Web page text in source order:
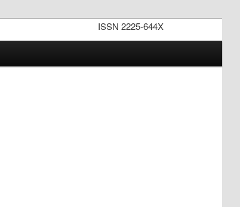
ISSN 2225-644X